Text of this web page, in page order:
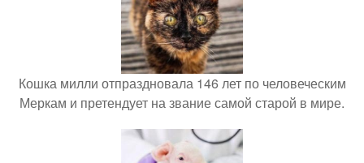
Кошка милли отпраздновала 146 лет по человеческим
Меркам и претендует на звание самой старой в мире.